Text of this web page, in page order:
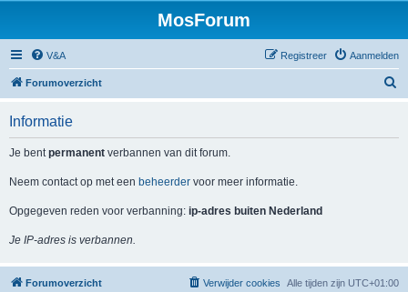
MosForum
V&A Aanmelden
Registreer
Forumoverzicht
Informatie
Je bentpermanent verbannen van dit forum.
Neem contact op met een beheerder voor meer informatie.
Opgegeven reden voor verbanning: ip-adres buiten Nederland
Je IP-adres is verbannen.
Forumoverzicht Alle tijden zijn UTC+01:00
Verwijder cookies